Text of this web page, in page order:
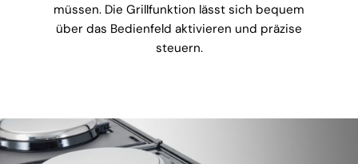
müssen. Die Grillfunktion lässt sich bequem
über das Bedienfeld aktivieren und präzise
steuern.